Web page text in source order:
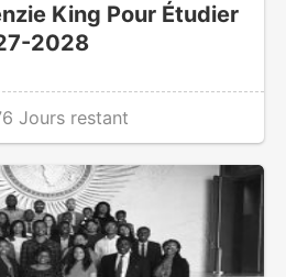
King Pour Étudier
2028
Jours restant